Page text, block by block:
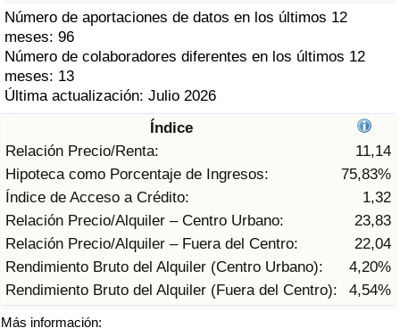
Número de aportaciones de datos en los últimos 12
meses: 96
Número de colaboradores diferentes en los últimos 12
meses: 13
Última actualización: Julio 2026
Índice
Relación Precio/Renta:
11,14
Hipoteca como Porcentaje de Ingresos:
75,83%
Índice de Acceso a Crédito:
1,32
Relación Precio/Alquiler – Centro Urbano:
23,83
Relación Precio/Alquiler – Fuera del Centro:
22,04
Rendimiento Bruto del Alquiler (Centro Urbano):
4,20%
Rendimiento Bruto del Alquiler (Fuera del Centro):
4,54%
Más información:
Índice de Sanidad (Actual)
Índice de Sanidad
Índice de Sanidad por País
Índice de contaminación
Índice de Contaminación por País